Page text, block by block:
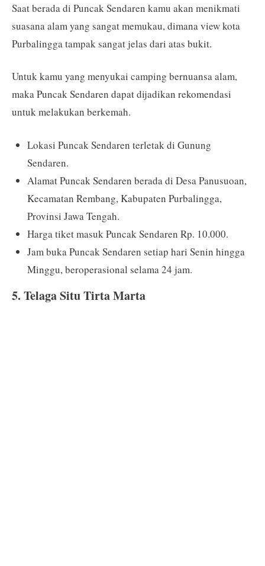
Saat berada di Puncak Sendaren kamu akan menikmati
suasana alam yang sangat memukau, dimana view kota
Purbalingga tampak sangat jelas dari atas bukit.
Untuk kamu yang menyukai camping bernuansa alam,
maka Puncak Sendaren dapat dijadikan rekomendasi
untuk melakukan berkemah.
Lokasi Puncak Sendaren terletak di Gunung
Sendaren.
Alamat Puncak Sendaren berada di Desa Panusuoan,
Kecamatan Rembang, Kabupaten Purbalingga,
Provinsi Jawa Tengah.
Harga tiket masuk Puncak Sendaren Rp. 10.000.
Jam buka Puncak Sendaren setiap hari Senin hingga
Minggu, beroperasional selama 24 jam.
5. Telaga Situ Tirta Marta